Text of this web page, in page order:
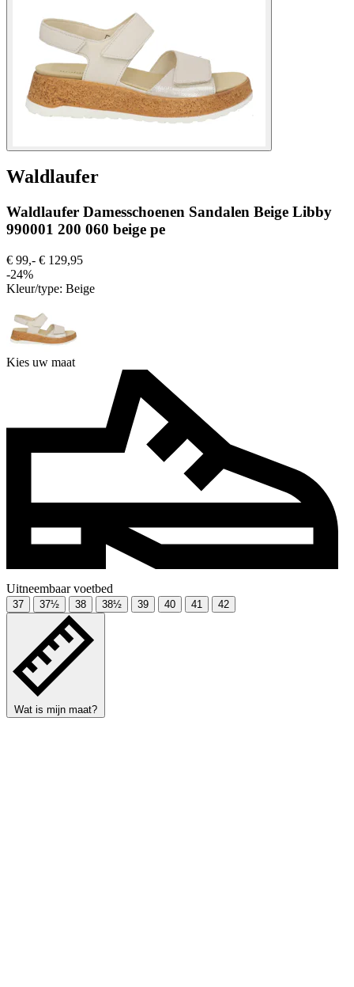
Waldlaufer
Waldlaufer Damesschoenen Sandalen Beige Libby
990001 200 060 beige pe
€ 99,- € 129,95
-24%
Kleur/type: Beige
Kies uw maat
Uitneembaar voetbed
37 37½ 38 38½ 39 40 41 42
Wat is mijn maat?